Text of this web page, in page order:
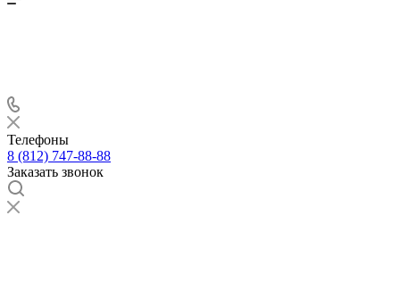
Телефоны
8 (812) 747-88-88
Заказать звонок